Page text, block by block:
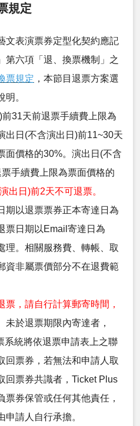
規定
文表演票券定型化契約應記
第六項「退、換票機制」之
票規定 ，本節目退票方案選
明。
31天前退票手續費上限為
出日(不含演出日)前11~30天
面價格的30%。演出日(不含
手續費上限為票面價格的
出日)前2天不可退票。
期以退票票券正本寄達日為
票日期以Email寄達日為
理。相關服務費、轉帳、取
資非屬票價部分不在退費範
票，請自行計算郵寄時間，
未於退票期限內寄達者，
系統將依退票申請表上之聯
回票券，若無法和申請人取
回票券共識者，Ticket Plus
票券保管或任何其他責任，
申請人自行承擔。